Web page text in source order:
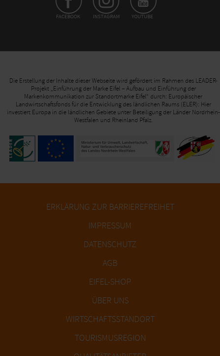
FACEBOOK INSTAGRAM YOUTUBE
Die Erstellung der Inhalte dieser Webseite wird gefördert im Rahmen des LEADER-
Projekt „Einführung der Marke Eifel – Aufbau und Einführung der
Markenkommunikation zur Standortmarke Eifel“ durch: Europäischer
Landwirtschaftsfonds für die Entwicklung des ländlichen Raums (ELER): Hier
investiert Europa in die ländlichen Gebiete unter Beteiligung der Länder Nordrhein-
Westfalen und Rheinland Pfalz.
ERKLÄRUNG ZUR BARRIEREFREIHET
IMPRESSUM
DATENSCHUTZ
AGB
EIFEL-SHOP
ÜBER UNS
WIRTSCHAFTSSTANDORT
TOURISMUSREGION